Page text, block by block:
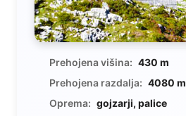
Prehojena višina: 430 m
Prehojena razdalja: 4080 m
Oprema: gojzarji, palice